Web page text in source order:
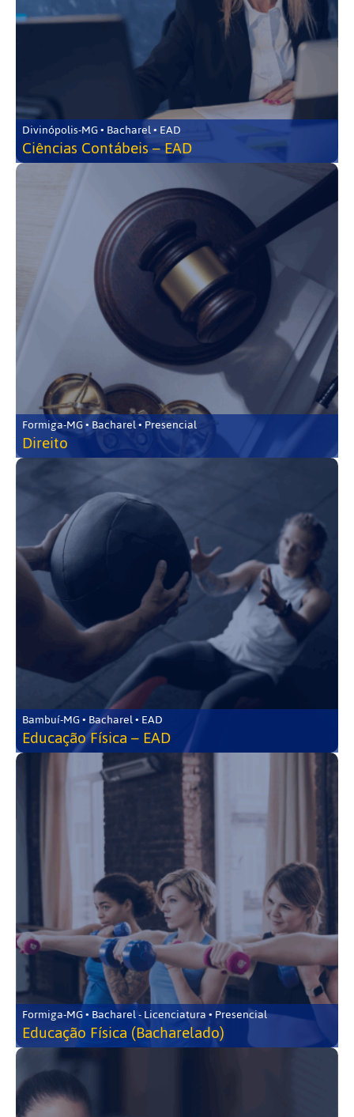
Divinópolis-MG • Bacharel • EAD
Ciências Contábeis – EAD
Formiga-MG • Bacharel • Presencial
Direito
Bambuí-MG • Bacharel • EAD
Educação Física – EAD
Formiga-MG • Bacharel - Licenciatura • Presencial
Educação Física (Bacharelado)